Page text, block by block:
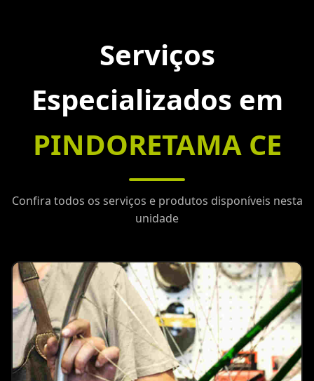
Serviços
Especializados em
PINDORETAMA CE
Confira todos os serviços e produtos disponíveis nesta
unidade